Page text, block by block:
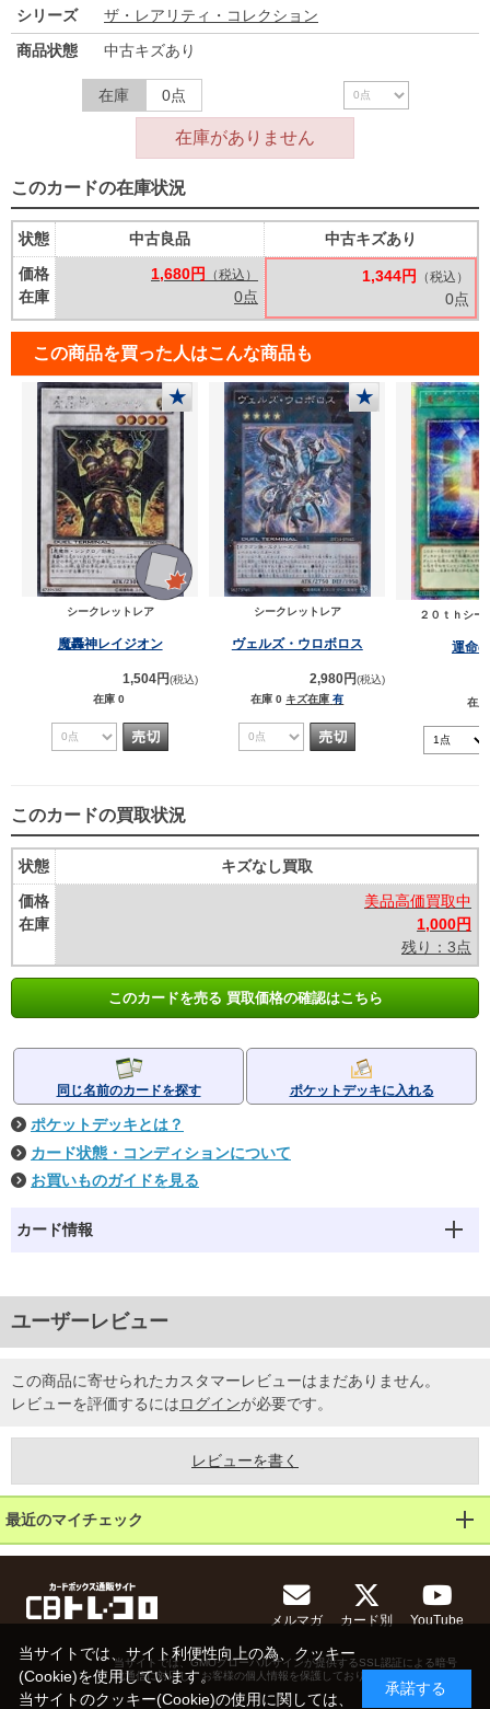
シリーズ
ザ・レアリティ・コレクション
商品状態
中古キズあり
在庫 0点
在庫がありません
このカードの在庫状況
状態
価格
在庫
中古良品
1,680円
（税込）
0点
中古キズあり
1,344円 （税込）
0点
この商品を買った人はこんな商品も
★
シークレットレア
魔轟神レイジオン
1,504円(税込)
在庫 0
★
シークレットレア
ヴェルズ・ウロボロス
2,980円(税込)
在庫 0 キズ在庫 有
２０ｔｈシー
運命
在
このカードの買取状況
状態
価格
在庫
キズなし買取
美品高価買取中
1,000円
残り：3点
このカードを売る 買取価格の確認はこちら
同じ名前のカードを探す ポケットデッキに入れる
ポケットデッキとは？
カード状態・コンディションについて
お買いものガイドを見る
カード情報
ユーザーレビュー
この商品に寄せられたカスタマーレビューはまだありません。
レビューを評価するにはログインが必要です。
レビューを書く
最近のマイチェック
メルマガ カード別 YouTube
当サイトでは、GMOグローバルサインが提供するSSL認証による暗号
化通信に対応し、お客様の個人情報を保護しております。
当サイトでは、サイト利便性向上の為、クッキー
(Cookie)を使用しています。
当サイトのクッキー(Cookie)の使用に関しては、
承諾する